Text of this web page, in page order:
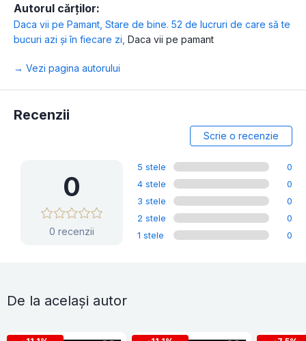
Autorul cărților:
Daca vii pe Pamant Stare de bine. 52 de lucruri de care să te
bucuri azi și în fiecare zi Daca vii pe pamant
→ Vezi pagina autorului
Recenzii
Scrie o recenzie
0
0 recenzii
5 stele
0
4 stele
0
3 stele
0
2 stele
0
1 stele
0
De la același autor